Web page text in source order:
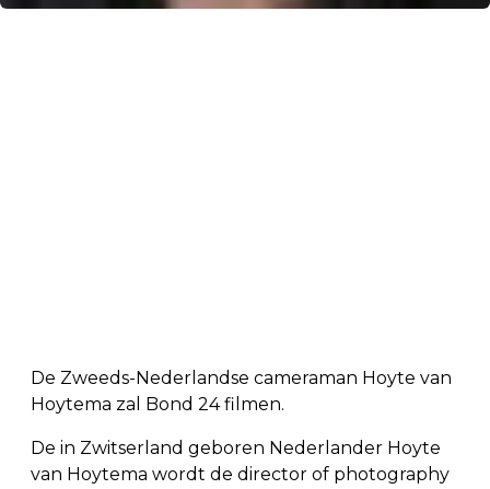
De Zweeds-Nederlandse cameraman Hoyte van
Hoytema zal Bond 24 filmen.
De in Zwitserland geboren Nederlander Hoyte
van Hoytema wordt de director of photography